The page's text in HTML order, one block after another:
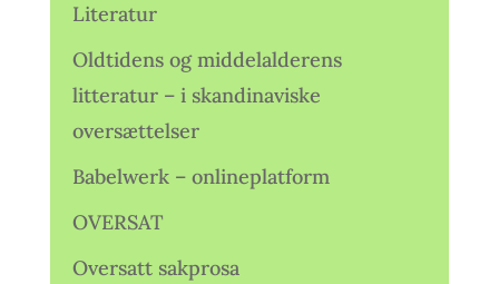
Literatur
Oldtidens og middelalderens
litteratur – i skandinaviske
oversættelser
Babelwerk – onlineplatform
OVERSAT
Oversatt sakprosa